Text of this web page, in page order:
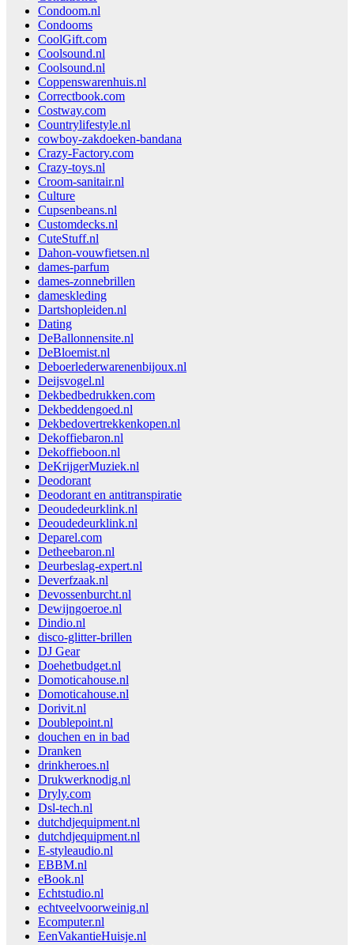
Condoom.nl
Condooms
CoolGift.com
Coolsound.nl
Coolsound.nl
Coppenswarenhuis.nl
Correctbook.com
Costway.com
Countrylifestyle.nl
cowboy-zakdoeken-bandana
Crazy-Factory.com
Crazy-toys.nl
Croom-sanitair.nl
Culture
Cupsenbeans.nl
Customdecks.nl
CuteStuff.nl
Dahon-vouwfietsen.nl
dames-parfum
dames-zonnebrillen
dameskleding
Dartshopleiden.nl
Dating
DeBallonnensite.nl
DeBloemist.nl
Deboerlederwarenenbijoux.nl
Deijsvogel.nl
Dekbedbedrukken.com
Dekbeddengoed.nl
Dekbedovertrekkenkopen.nl
Dekoffiebaron.nl
Dekoffieboon.nl
DeKrijgerMuziek.nl
Deodorant
Deodorant en antitranspiratie
Deoudedeurklink.nl
Deoudedeurklink.nl
Deparel.com
Detheebaron.nl
Deurbeslag-expert.nl
Deverfzaak.nl
Devossenburcht.nl
Dewijngoeroe.nl
Dindio.nl
disco-glitter-brillen
DJ Gear
Doehetbudget.nl
Domoticahouse.nl
Domoticahouse.nl
Dorivit.nl
Doublepoint.nl
douchen en in bad
Dranken
drinkheroes.nl
Drukwerknodig.nl
Dryly.com
Dsl-tech.nl
dutchdjequipment.nl
dutchdjequipment.nl
E-styleaudio.nl
EBBM.nl
eBook.nl
Echtstudio.nl
echtveelvoorweinig.nl
Ecomputer.nl
EenVakantieHuisje.nl